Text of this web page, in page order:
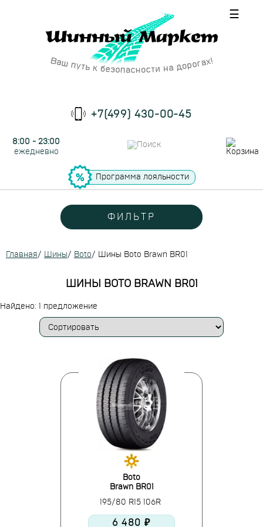
☰
+7(499) 430-00-45
8:00 - 23:00
ежедневно
Программа лояльности
ФИЛЬТР
Главная/ Шины/ Boto/ Шины Boto Brawn BR01
ШИНЫ BOTO BRAWN BR01
Найдено: 1 предложение
Boto
Brawn BR01
195/80 R15 106R
6 480 ₽